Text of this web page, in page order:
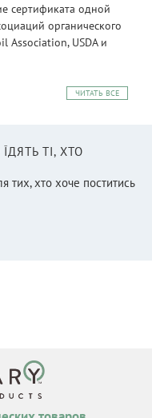
сертификата одной
органического
Association, USDA и
ЧИТАТЬ ВСЕ
ТІ, ХТО
тих, хто хоче поститись